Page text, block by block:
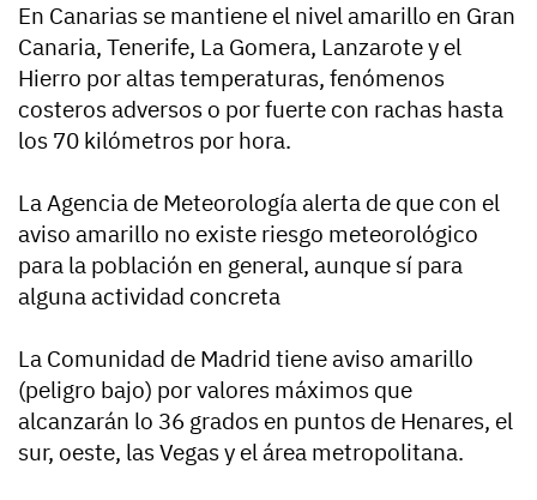
En Canarias se mantiene el nivel amarillo en Gran
Canaria, Tenerife, La Gomera, Lanzarote y el
Hierro por altas temperaturas, fenómenos
costeros adversos o por fuerte con rachas hasta
los 70 kilómetros por hora.
La Agencia de Meteorología alerta de que con el
aviso amarillo no existe riesgo meteorológico
para la población en general, aunque sí para
alguna actividad concreta
La Comunidad de Madrid tiene aviso amarillo
(peligro bajo) por valores máximos que
alcanzarán lo 36 grados en puntos de Henares, el
sur, oeste, las Vegas y el área metropolitana.